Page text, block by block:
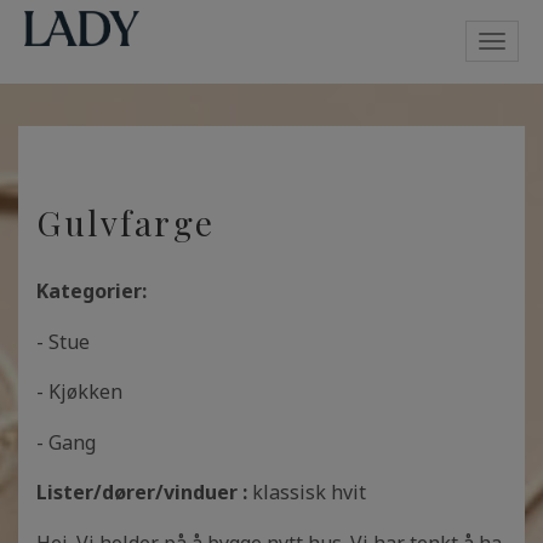
Gulvfarge
Kategorier:
- Stue
- Kjøkken
- Gang
Lister/dører/vinduer : klassisk hvit